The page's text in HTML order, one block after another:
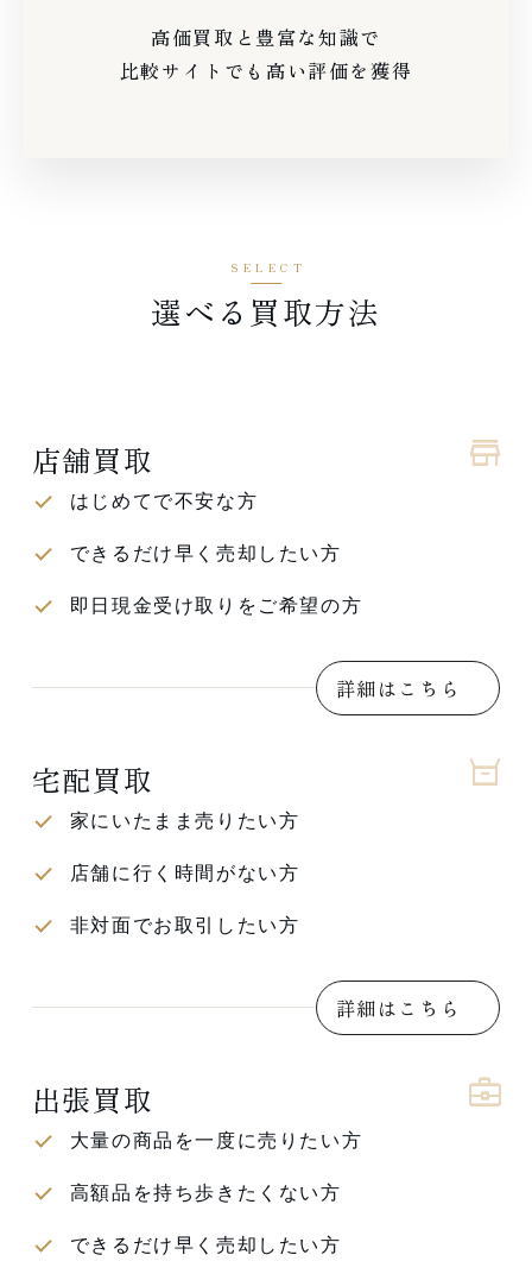
高価買取と豊富な知識で
比較サイトでも高い評価を獲得
選べる買取方法
店舗買取
はじめてで不安な方
できるだけ早く売却したい方
即日現金受け取りをご希望の方
詳細はこちら
宅配買取
家にいたまま売りたい方
店舗に行く時間がない方
非対面でお取引したい方
詳細はこちら
出張買取
大量の商品を一度に売りたい方
高額品を持ち歩きたくない方
できるだけ早く売却したい方